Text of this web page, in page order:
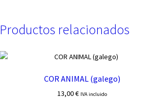
Productos relacionados
COR ANIMAL (galego)
13,00€ IVA incluido